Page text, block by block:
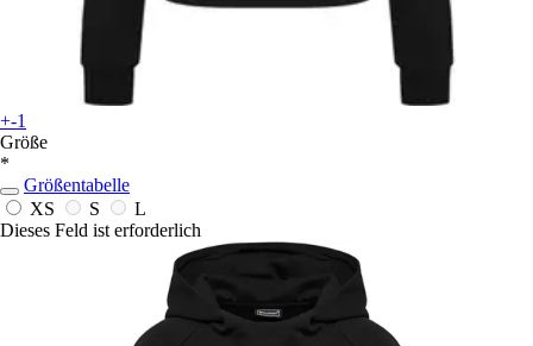
+-1
Größe
*
Größentabelle
XS
S
L
Dieses Feld ist erforderlich